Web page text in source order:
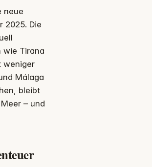
neue
2025. Die
wie Tirana
weniger
Málaga
bleibt
– und